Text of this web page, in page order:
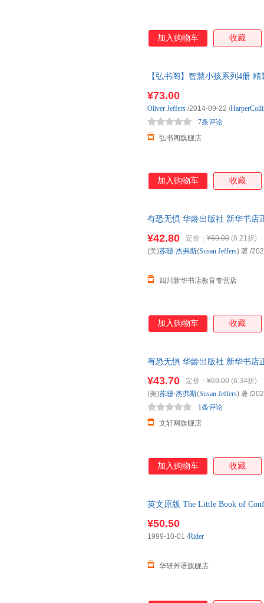
加入购物车 收藏
【弘书阁】智慧小孩系列4册
¥73.00
弘书阁旗舰店
7条评论
Oliver Jeffers /2014-09-22 /
加入购物车 收藏
有恐无惧 华龄出版社 新华书店
¥42.80 定价： ¥69.00 (6.21折)
四川新华书店教育专营店
(美)苏珊·杰弗斯(Susan Jeffers) 著 /
加入购物车 收藏
有恐无惧 华龄出版社 新华书店
¥43.70 定价： ¥69.00 (6.34折)
文轩网旗舰店
1条评论
(美)苏珊·杰弗斯(Susan Jeffers) 著 /
加入购物车 收藏
英文原版 The Little Book of
¥50.50
华研外语旗舰店
1999-10-01 /Rider